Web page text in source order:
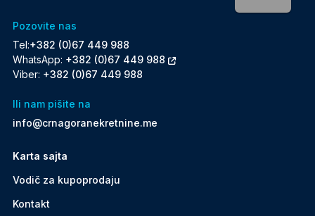
Pozovite nas
Tel:+382 (0)67 449 988
WhatsApp: +382 (0)67 449 988
Viber: +382 (0)67 449 988
Ili nam pišite na
info@crnagoranekretnine.me
Karta sajta
Vodič za kupoprodaju
Kontakt